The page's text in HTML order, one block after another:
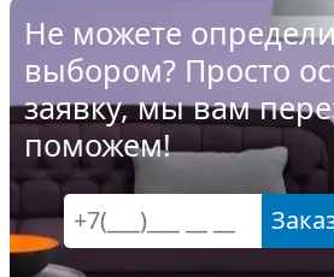
Не можете
выбором? Просто
заявку, мы вам
поможем!